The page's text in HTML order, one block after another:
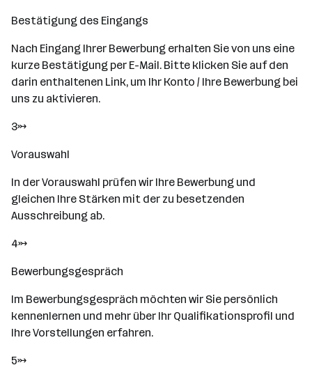
Bestätigung des Eingangs
Nach Eingang Ihrer Bewerbung erhalten Sie von uns eine
kurze Bestätigung per E-Mail. Bitte klicken Sie auf den
darin enthaltenen Link, um Ihr Konto / Ihre Bewerbung bei
uns zu aktivieren.
3→
Vorauswahl
In der Vorauswahl prüfen wir Ihre Bewerbung und
gleichen Ihre Stärken mit der zu besetzenden
Ausschreibung ab.
4→
Bewerbungsgespräch
Im Bewerbungsgespräch möchten wir Sie persönlich
kennenlernen und mehr über Ihr Qualifikationsprofil und
Ihre Vorstellungen erfahren.
5→